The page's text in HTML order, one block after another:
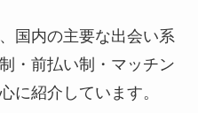
国内の主要な出会い系
・前払い制・マッチン
に紹介しています。